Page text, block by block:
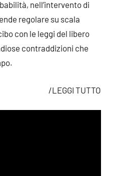
nell’intervento di
regolare su scala
con le leggi del libero
contraddizioni che
/LEGGI TUTTO